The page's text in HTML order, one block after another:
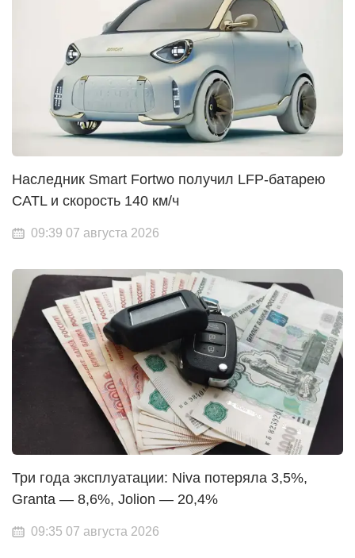
Наследник Smart Fortwo получил LFP-батарею
CATL и скорость 140 км/ч
09:39 07 августа 2026
Три года эксплуатации: Niva потеряла 3,5%,
Granta — 8,6%, Jolion — 20,4%
09:35 07 августа 2026